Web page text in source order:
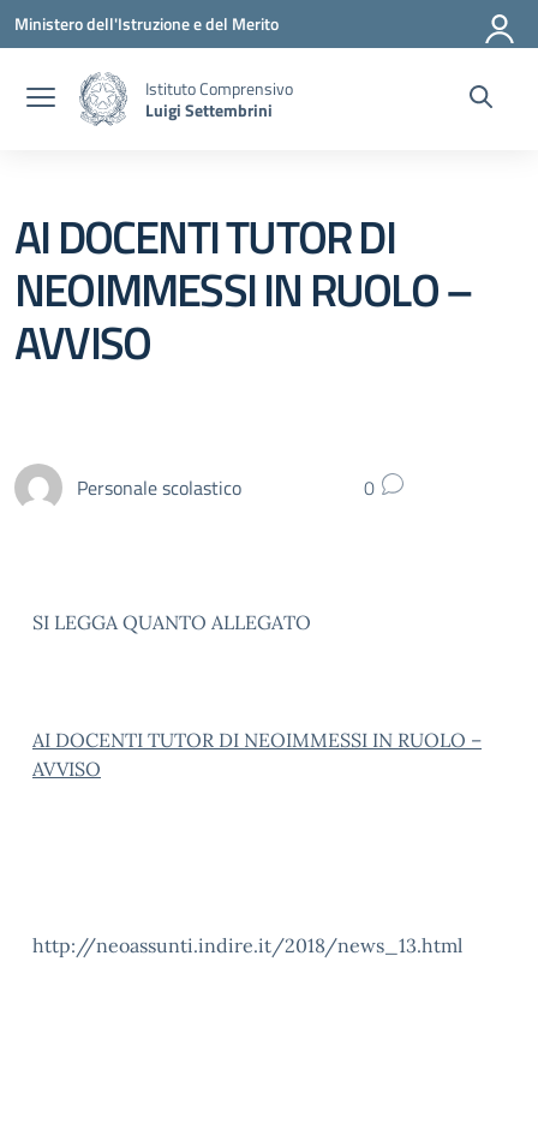
Vai ai contenuti
Vai al menu di navigazione
Vai al footer
Ministero dell'Istruzione e del Merito
Istituto Comprensivo
Luigi Settembrini
AI DOCENTI TUTOR DI
NEOIMMESSI IN RUOLO –
AVVISO
Personale scolastico 0
SI LEGGA QUANTO ALLEGATO
AI DOCENTI TUTOR DI NEOIMMESSI IN RUOLO –
AVVISO
http://neoassunti.indire.it/2018/news_13.html